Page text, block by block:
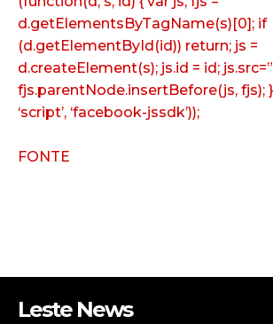
d.getElementsByTagName(s)[0]; if
(d.getElementById(id)) return; js =
d.createElement(s); js.id = id; js.src=”
fjs.parentNode.insertBefore(js, fjs);
‘script’, ‘facebook-jssdk’));
FONTE
Leste News